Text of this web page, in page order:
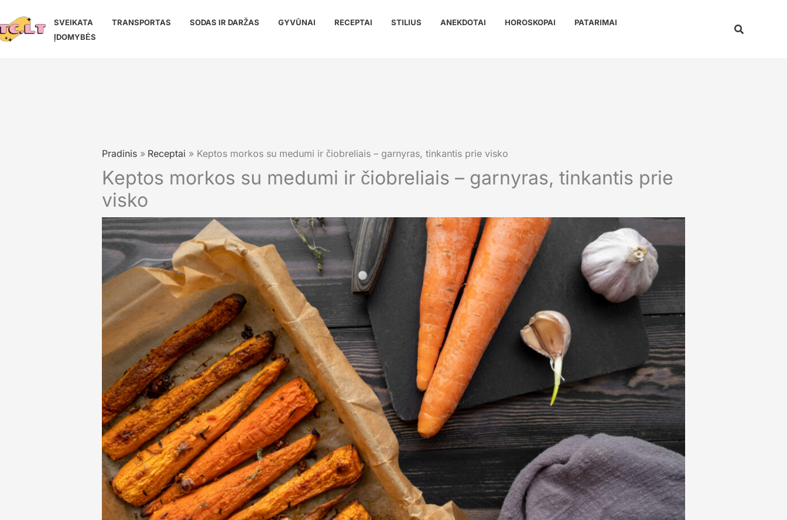
prie
turinio
SVEIKATA TRANSPORTAS SODAS IR DARŽAS GYVŪNAI RECEPTAI STILIUS ANEKDOTAI HOROSKOPAI
PATARIMAI
ĮDOMYBĖS
Paieška
Pradinis Receptai Keptos morkos su medumi ir čiobreliais – garnyras, tinkantis prie visko
Keptos morkos su medumi ir čiobreliais – garnyras, tinkantis prie
visko